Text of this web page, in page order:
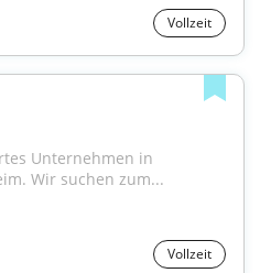
Vollzeit
Unternehmen in
Wir suchen zum...
Vollzeit